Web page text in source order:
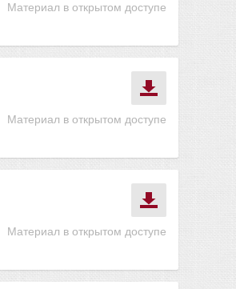
Материал в открытом доступе
Материал в открытом доступе
Материал в открытом доступе